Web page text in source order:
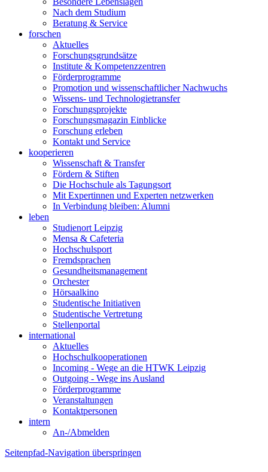
Nach dem Studium
Beratung & Service
forschen
Aktuelles
Forschungsgrundsätze
Institute & Kompetenzzentren
Förderprogramme
Promotion und wissenschaftlicher Nachwuchs
Wissens- und Technologietransfer
Forschungsprojekte
Forschungsmagazin Einblicke
Forschung erleben
Kontakt und Service
kooperieren
Wissenschaft & Transfer
Fördern & Stiften
Die Hochschule als Tagungsort
Mit Expertinnen und Experten netzwerken
In Verbindung bleiben: Alumni
leben
Studienort Leipzig
Mensa & Cafeteria
Hochschulsport
Fremdsprachen
Gesundheitsmanagement
Orchester
Hörsaalkino
Studentische Initiativen
Studentische Vertretung
Stellenportal
international
Aktuelles
Hochschulkooperationen
Incoming - Wege an die HTWK Leipzig
Outgoing - Wege ins Ausland
Förderprogramme
Veranstaltungen
Kontaktpersonen
intern
An-/Abmelden
Seitenpfad-Navigation überspringen